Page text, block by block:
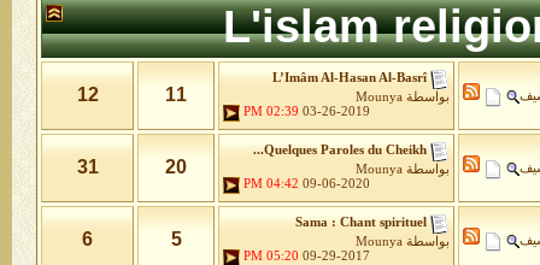
L'islam
L’Imâm Al-Hasan Al-Basrî
بواسطة Mounya
03-26-2019
02:39 PM
11
12
Quelques Paroles du Cheikh...
بواسطة Mounya
09-06-2020
04:42 PM
20
31
Sama : Chant spirituel
بواسطة Mounya
09-29-2017
05:20 PM
5
6